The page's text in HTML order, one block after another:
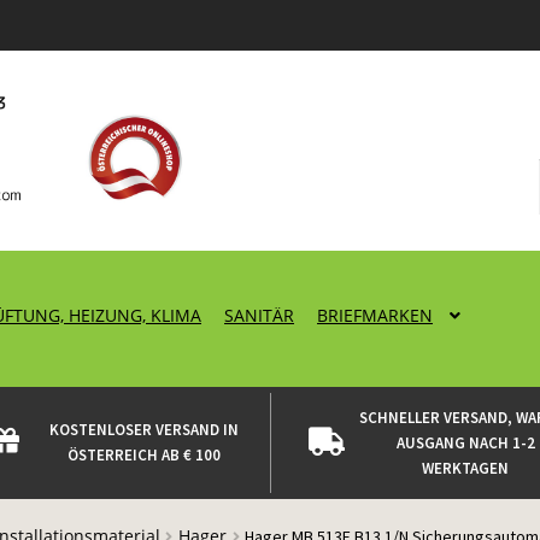
HEIZUNG, KLIMA SANITÄR BRIEFMARKEN
KOSTENLOSER VERSAND IN
ÖSTERREICH AB € 100
SCHNELLER VERSAND,
AUSGANG NACH 1-2
WERKTAGEN